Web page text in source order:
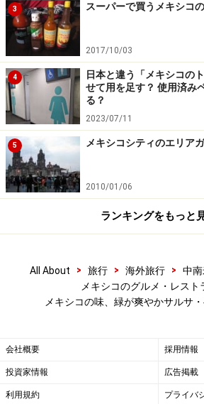
３:
写真右が撹拌し終えた状態
焦がしたにんにく、グリーントマト
取ったチレと、生のコリアンダー（
ーで撹拌します。事前に細かく刻ま
せん。水分が足りなくて、ミキサ
は、ほんの少しの水を加えてくださ
うに）。完璧に液体にするのではな
うっすらと残るくらいに撹拌するの
4：
ミキサーで撹拌した液を鍋に投入し
のときに塩と砂糖で味付けします。
を止めて、できあがりです。
3 スーパーで買うメキシコ
2017/10/03
4
日本と違う「メキシコの
せて用を足す？ 使用済み
る？
2023/07/11
5 メキシコシティのエリア
2010/01/06
ランキングをもっと
All About > 旅行 > 海外旅行 > 中
メキシコのグルメ・レスト
メキシコの味、緑が爽やかサルサ
会社概要 採用情報
投資家情報 広告掲載
利用規約 プライバ